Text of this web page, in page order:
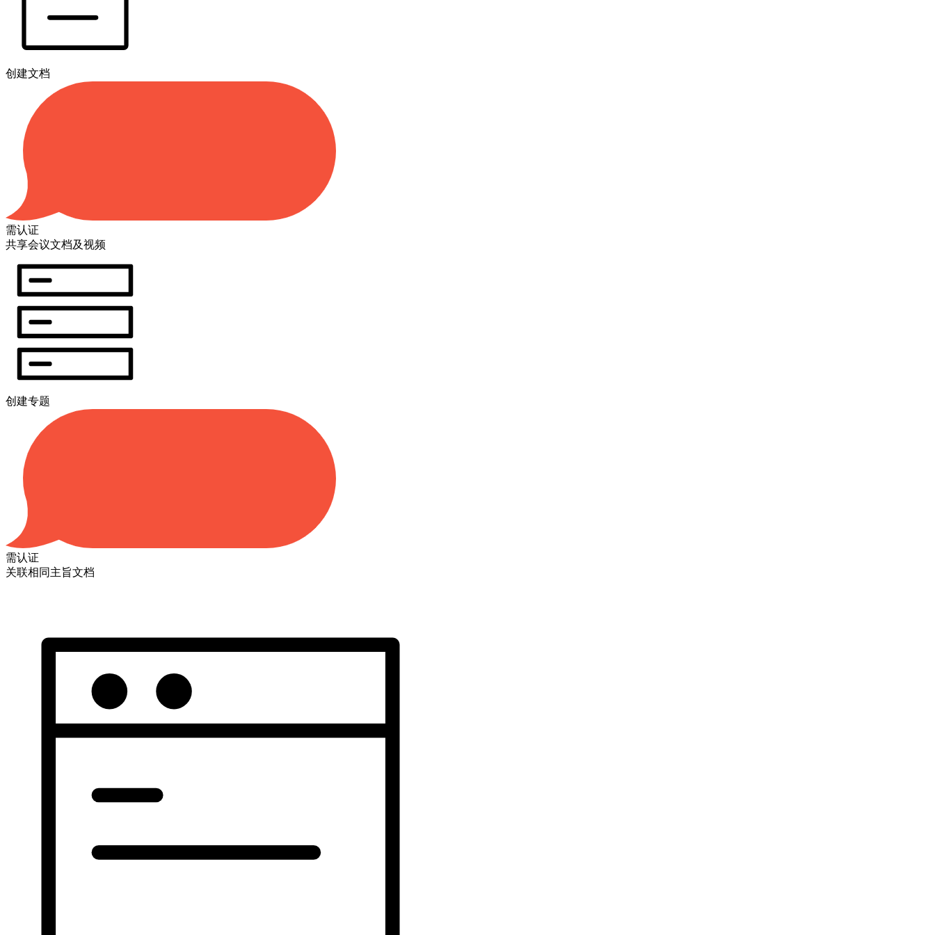
创建文档
需认证
共享会议文档及视频
创建专题
需认证
关联相同主旨文档